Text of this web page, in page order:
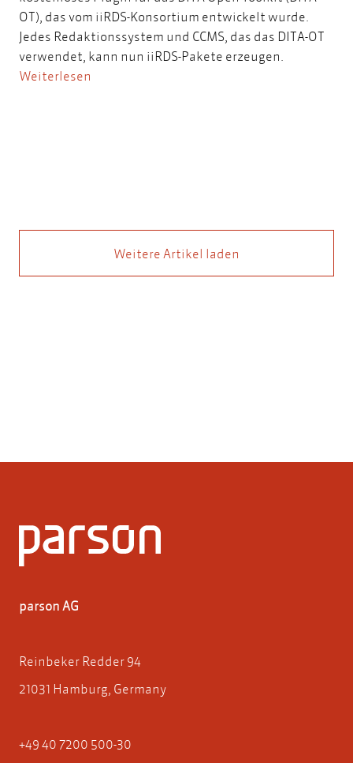
OT), das vom iiRDS-Konsortium entwickelt wurde.
Jedes Redaktionssystem und CCMS, das das DITA-OT
verwendet, kann nun iiRDS-Pakete erzeugen.
Weiterlesen
Weitere Artikel laden
parson AG
Reinbeker Redder 94
21031 Hamburg, Germany
+49 40 7200 500-30